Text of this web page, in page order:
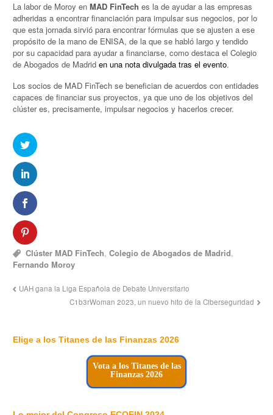
La labor de Moroy enMAD FinTech es la de ayudar a las empresas
adheridas a encontrar financiación para impulsar sus negocios, por lo
que esta jornada sirvió para encontrar fórmulas que se ajusten a ese
propósito de la mano de ENISA, de la que se habló largo y tendido
por su capacidad para ayudar a financiarse, como destaca el Colegio
de Abogados de Madriden una nota divulgada tras el evento.
Los socios de MAD FinTech se benefician de acuerdos con entidades
capaces de financiar sus proyectos, ya que uno de los objetivos del
clúster es, precisamente, impulsar negocios y hacerlos crecer.
Clúster MAD FinTech,Colegio de Abogados de Madrid,
Fernando Moroy
UAH gana la Liga Española de Debate Universitario
C1b3rWoman 2023, un nuevo hito de la Ciberseguridad
Elige a los Titanes de las Finanzas 2026
Vota a los Titanes de las
Finanzas 2026